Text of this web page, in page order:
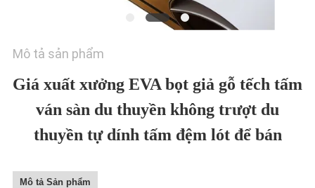
TỨC
YÊU
CẦU
BÁO
GIÁ
Mô tả sản phẩm
Giá xuất xưởng EVA bọt giả gỗ tếch tấm
ván sàn du thuyền không trượt du
thuyền tự dính tấm đệm lót để bán
Mô tả Sản phẩm